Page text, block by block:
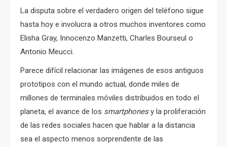
La disputa sobre el verdadero origen del teléfono sigue
hasta hoy e involucra a otros muchos inventores como
Elisha Gray, Innocenzo Manzetti, Charles Bourseul o
Antonio Meucci.
Parece difícil relacionar las imágenes de esos antiguos
prototipos con el mundo actual, donde miles de
millones de terminales móviles distribuidos en todo el
planeta, el avance de los smartphonesy la proliferación
de las redes sociales hacen que hablar a la distancia
sea el aspecto menos sorprendente de las